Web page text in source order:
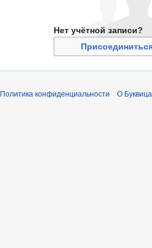
Нет учётной записи?
Политика конфиденциальности О Буквица